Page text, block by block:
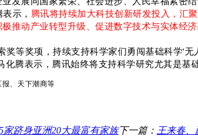
示， 腾讯将持续加大科技创新研发投入，汇
推动产业转型升级、促进数字技术与实体
奖等奖项，持续支持科学家们勇闯基础科学‘
腾表示，腾讯始终将支持科学研究尤其是
、 天下潮商等
跻身亚洲20大最富有家族下一篇： 王来春